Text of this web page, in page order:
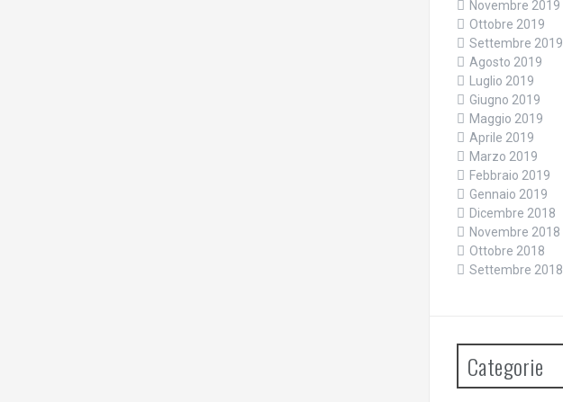
Novembre 2019
Ottobre 2019
Settembre 2019
Agosto 2019
Luglio 2019
Giugno 2019
Maggio 2019
Aprile 2019
Marzo 2019
Febbraio 2019
Gennaio 2019
Dicembre 2018
Novembre 2018
Ottobre 2018
Settembre 2018
Categorie